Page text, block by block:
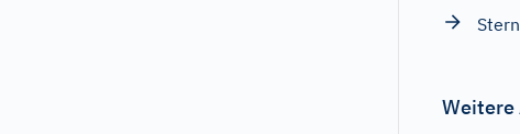
Stern
Weitere